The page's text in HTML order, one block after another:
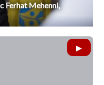
Ferhat Mehenni,